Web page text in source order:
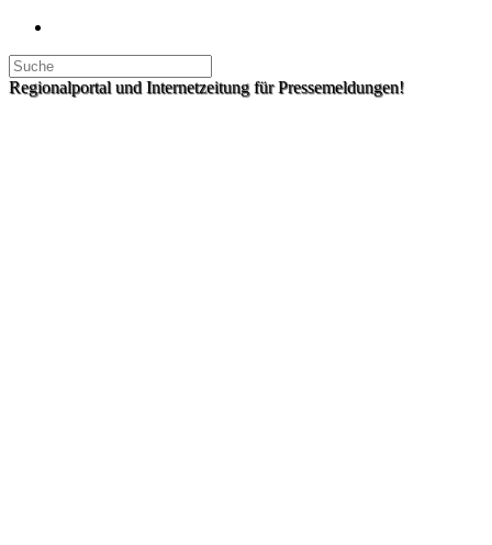
Regionalportal und Internetzeitung für Pressemeldungen!